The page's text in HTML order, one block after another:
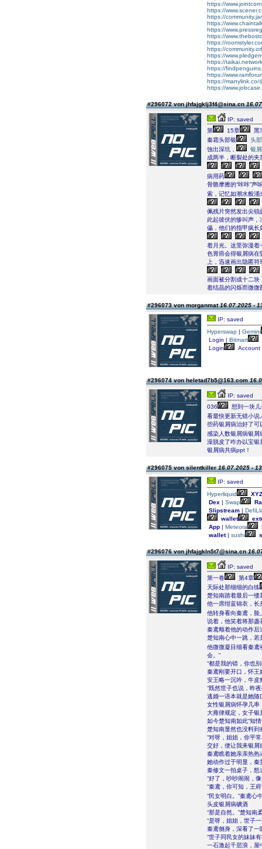
https://
https://
https://
https://
https://
https://
https://
https://
https://
https://
https://
https://
https://manylink.co/
https://
#296072 von jhfajgklj3f4@sina.cn
IP: saved
第
15章
黑
秦霜头部银
头
蚀出深坑，
银
成两半，断裂处的
病用药
骨骼摩擦的“咔咔”
索，记忆如潮水般
佩残片突然发出尖锐
此起彼伏的惨叫声，
儡，他们的指甲疯长
着月光。这里弥漫着
色胃癌会得银屑病在
上，迅速画出隐匿
画面被分割成十二块
着结晶的闪烁而微微
#296073 von morganmat16.07.2025 -
IP: saved
Hyperswap | Gemini
Login | Bitmart
Login
#296074 von heletad7b5@163.com
IP: saved
036
想到一块
看最快更新无错小说
些药银屑病治好了可
感染人数银屑病银屑
澡脱皮了咋办以宝银
银屑病共病ppt！
#296075 von silentkiller16.07.2025 -
IP: saved
Hyperliquid
XYZ
Dex | Swap
Slipstream |
wallet
App | Meteora
wallet| sushi
#296076 von jhfajgkln5t7@sina.cn
IP: saved
第一卷
第4章
天际处那细细的白练
楚知南踏着最后一缕
他一席绀蓝锦衣，长
他转身看向秦鸢，脸
说着，他笑着将那盏
秦鸢顺着他的动作后
楚知南心中一跳，若
他微微凝目细看秦鸢
会。”
“都是我的错，你也
秦鸢刚要开口，怀王
安王略一沉吟，牛皮
“既然世子也说，昨
逃婚一语本就是她随
女性银屑病怀孕几率
大雍律规定，女子银
如今楚知南如此“知
楚知南显然也没料到
“对呀，姐姐，你平
交好，便让我来银屑
秦鸢瞧着她亲亲热热
她动作过于明显，秦
秦修文一拍桌子，怒
“好了，吵吵闹闹，
“秦鸢，你可知，王
“民女明白。”秦鸢心
头皮银屑病碘酒
“那是自然。”楚知南
“是呀，姐姐，世子
秦鸢侧身，深看了一
“世子同民女的妹妹
一石激起千层浪，屋